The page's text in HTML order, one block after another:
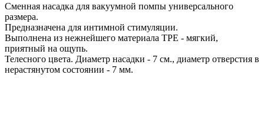
Сменная насадка для вакуумной помпы универсального
размера.
Предназначена для интимной стимуляции.
Выполнена из нежнейшего материала ТРЕ - мягкий,
приятный на ощупь.
Телесного цвета. Диаметр насадки - 7 см., диаметр отверстия в
нерастянутом состоянии - 7 мм.